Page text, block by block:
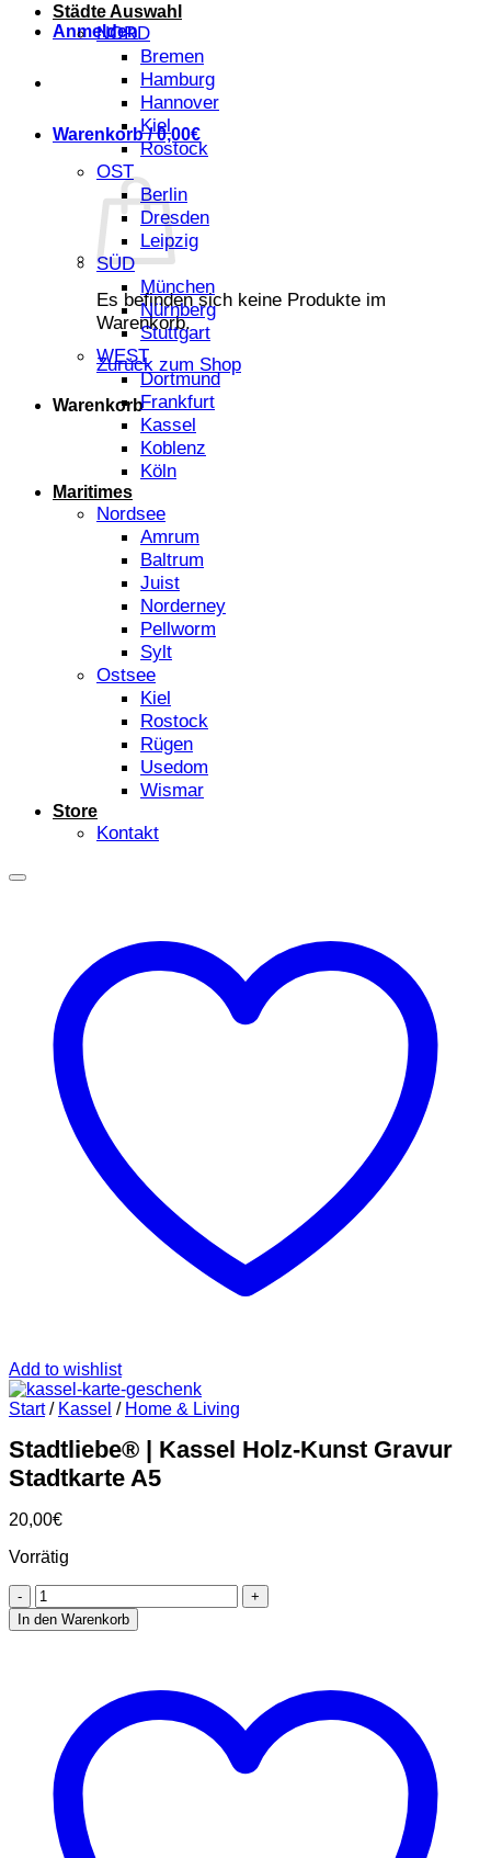
Anmelden
Warenkorb /0,00€
Es befinden sich keine Produkte im
Warenkorb.
Zurück zum Shop
Warenkorb
Städte Auswahl
NORD
Bremen
Hamburg
Hannover
Kiel
Rostock
OST
Berlin
Dresden
Leipzig
SÜD
München
Nürnberg
Stuttgart
WEST
Dortmund
Frankfurt
Kassel
Koblenz
Köln
Maritimes
Nordsee
Amrum
Baltrum
Juist
Norderney
Pellworm
Sylt
Ostsee
Kiel
Rostock
Rügen
Usedom
Wismar
Store
Kontakt
Add to wishlist
Start / Kassel / Home & Living
Stadtliebe® | Kassel Holz-Kunst Gravur
Stadtkarte A5
20,00€
Vorrätig
Stadtliebe®
|
Kassel
Stadtkarte
Menge
In den Warenkorb